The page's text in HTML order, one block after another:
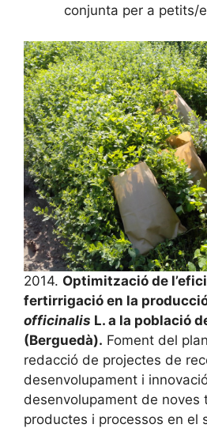
conjunta per a petits/
2014. Optimització de
fertirrigació en la
officinalis L. a la població
(Berguedà). Foment del
redacció de projectes de
desenvolupament i
desenvolupament de noves
productes i processos en el